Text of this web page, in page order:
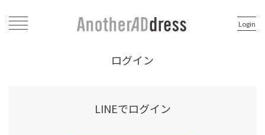
Login
ログイン
LINEでログイン